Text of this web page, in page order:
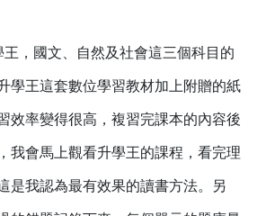
國文、自然及社會這三個科目的
學王這套數位學習教材加上附贈的紙
效率變得很高，複習完課本的內容後
我會馬上觀看升學王的課程，看完理
是我認為最有效果的讀書方法。 另